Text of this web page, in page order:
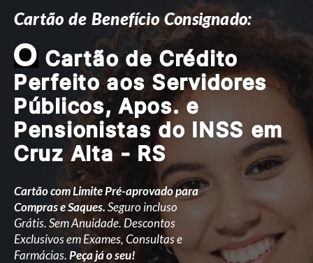
Cartão de Benefício Consignado:
O Cartão de Crédito
Perfeito aos Servidores
Públicos, Apos. e
Pensionistas do INSS em
Cruz Alta - RS
Cartão com Limite Pré-aprovado para
Compras e Saques.Seguro incluso
Grátis. Sem Anuidade. Descontos
Exclusivos em Exames, Consultas e
Farmácias.Peça já o seu!